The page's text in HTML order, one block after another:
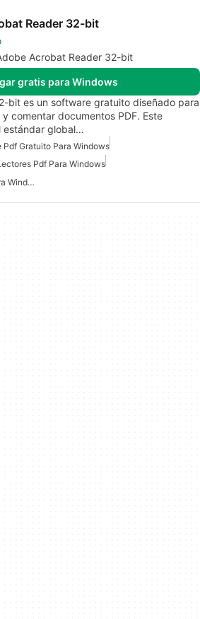
Reader 32-bit
Acrobat Reader 32-bit
gratis para Windows
bit es un software gratuito diseñado para
comentar documentos PDF. Este
estándar global…
Pdf Gratuito Para Windows
Pdf Para Windows
Adobe Reader 10 Gratuito Para Windows